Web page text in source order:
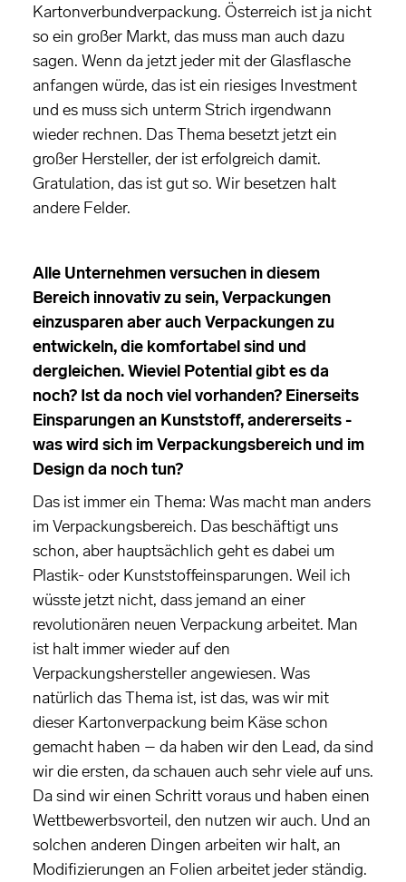
Kartonverbundverpackung. Österreich ist ja nicht
so ein großer Markt, das muss man auch dazu
sagen. Wenn da jetzt jeder mit der Glasflasche
anfangen würde, das ist ein riesiges Investment
und es muss sich unterm Strich irgendwann
wieder rechnen. Das Thema besetzt jetzt ein
großer Hersteller, der ist erfolgreich damit.
Gratulation, das ist gut so. Wir besetzen halt
andere Felder.
Alle Unternehmen versuchen in diesem
Bereich innovativ zu sein, Verpackungen
einzusparen aber auch Verpackungen zu
entwickeln, die komfortabel sind und
dergleichen. Wieviel Potential gibt es da
noch? Ist da noch viel vorhanden? Einerseits
Einsparungen an Kunststoff, andererseits -
was wird sich im Verpackungsbereich und im
Design da noch tun?
Das ist immer ein Thema: Was macht man anders
im Verpackungsbereich. Das beschäftigt uns
schon, aber hauptsächlich geht es dabei um
Plastik- oder Kunststoffeinsparungen. Weil ich
wüsste jetzt nicht, dass jemand an einer
revolutionären neuen Verpackung arbeitet. Man
ist halt immer wieder auf den
Verpackungshersteller angewiesen. Was
natürlich das Thema ist, ist das, was wir mit
dieser Kartonverpackung beim Käse schon
gemacht haben – da haben wir den Lead, da sind
wir die ersten, da schauen auch sehr viele auf uns.
Da sind wir einen Schritt voraus und haben einen
Wettbewerbsvorteil, den nutzen wir auch. Und an
solchen anderen Dingen arbeiten wir halt, an
Modifizierungen an Folien arbeitet jeder ständig.